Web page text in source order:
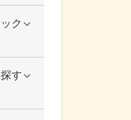
ク
す